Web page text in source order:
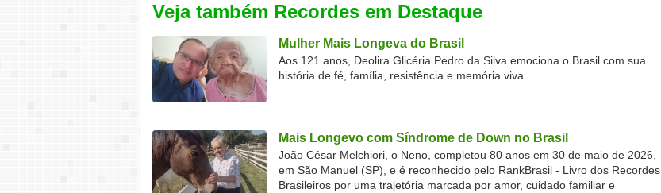
Veja também Recordes em Destaque
Mulher Mais Longeva do Brasil
Aos 121 anos, Deolira Glicéria Pedro da Silva emociona o Brasil com sua
história de fé, família, resistência e memória viva.
Mais Longevo com Síndrome de Down no Brasil
João César Melchiori, o Neno, completou 80 anos em 30 de maio de 2026,
em São Manuel (SP), e é reconhecido pelo RankBrasil - Livro dos Recordes
Brasileiros por uma trajetória marcada por amor, cuidado familiar e